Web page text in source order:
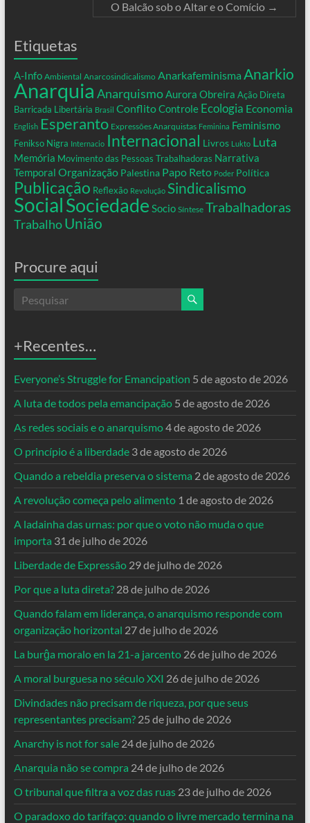
O Balcão sob o Altar e o Comício →
Etiquetas
A-Info Ambiental Anarcosindicalismo Anarkafeminisma Anarkio
Anarquia AnarquismoAurora Obreira Ação Direta
Barricada Libertária Brasil ConflitoControle Ecologia Economia
English Esperanto Expressões Anarquistas Feminina Feminismo
Fenikso Nigra Internacio Internacional Livros Lukto Luta
Memória Movimento das Pessoas Trabalhadoras Narrativa
Temporal Organização Palestina Papo Reto Poder Política
Publicação Reflexão Revolução Sindicalismo
SocialSociedade Socio Síntese Trabalhadoras
Trabalho União
Procure aqui
+Recentes…
Everyone’s Struggle for Emancipation 5 de agosto de 2026
A luta de todos pela emancipação 5 de agosto de 2026
As redes sociais e o anarquismo4 de agosto de 2026
O princípio é a liberdade 3 de agosto de 2026
Quando a rebeldia preserva o sistema 2 de agosto de 2026
A revolução começa pelo alimento 1 de agosto de 2026
A ladainha das urnas: por que o voto não muda o que
importa 31 de julho de 2026
Liberdade de Expressão 29 de julho de 2026
Por que a luta direta? 28 de julho de 2026
Quando falam em liderança, o anarquismo responde com
organização horizontal 27 de julho de 2026
La burĝa moralo en la 21-a jarcento 26 de julho de 2026
A moral burguesa no século XXI 26 de julho de 2026
Divindades não precisam de riqueza, por que seus
representantes precisam? 25 de julho de 2026
Anarchy is not for sale 24 de julho de 2026
Anarquia não se compra 24 de julho de 2026
O tribunal que filtra a voz das ruas 23 de julho de 2026
O paradoxo do tarifaço: quando o livre mercado termina na